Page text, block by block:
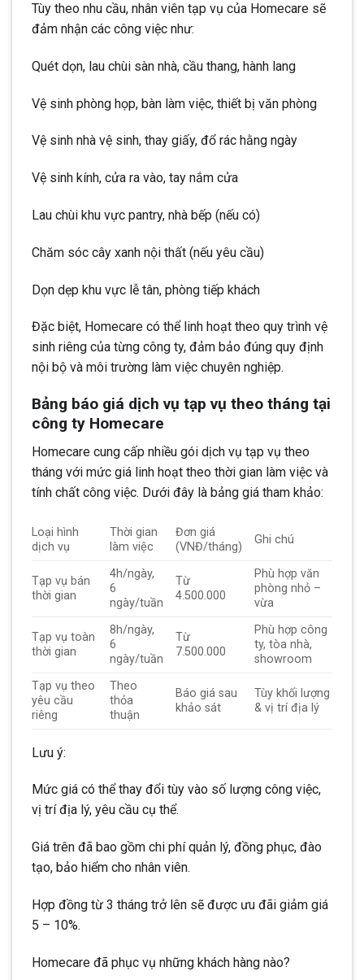
Tùy theo nhu cầu, nhân viên tạp vụ của Homecare sẽ
đảm nhận các công việc như:
Quét dọn, lau chùi sàn nhà, cầu thang, hành lang
Vệ sinh phòng họp, bàn làm việc, thiết bị văn phòng
Vệ sinh nhà vệ sinh, thay giấy, đổ rác hằng ngày
Vệ sinh kính, cửa ra vào, tay nắm cửa
Lau chùi khu vực pantry, nhà bếp (nếu có)
Chăm sóc cây xanh nội thất (nếu yêu cầu)
Dọn dẹp khu vực lễ tân, phòng tiếp khách
Đặc biệt, Homecare có thể linh hoạt theo quy trình vệ
sinh riêng của từng công ty, đảm bảo đúng quy định
nội bộ và môi trường làm việc chuyên nghiệp.
Bảng báo giá dịch vụ tạp vụ theo tháng tại
công ty Homecare
Homecare cung cấp nhiều gói dịch vụ tạp vụ theo
tháng với mức giá linh hoạt theo thời gian làm việc và
tính chất công việc. Dưới đây là bảng giá tham khảo:
Loại hình
dịch vụ
Thời gian
làm việc
Đơn giá
(VNĐ/tháng)
Ghi chú
Tạp vụ bán
thời gian
4h/ngày,
6
ngày/tuần
Từ
4.500.000
Phù hợp văn
phòng nhỏ –
vừa
Tạp vụ toàn
thời gian
8h/ngày,
6
ngày/tuần
Từ
7.500.000
Phù hợp công
ty, tòa nhà,
showroom
Tạp vụ theo
yêu cầu
riêng
Theo
thỏa
thuận
Báo giá sau
khảo sát
Tùy khối lượng
& vị trí địa lý
Lưu ý:
Mức giá có thể thay đổi tùy vào số lượng công việc,
vị trí địa lý, yêu cầu cụ thể.
Giá trên đã bao gồm chi phí quản lý, đồng phục, đào
tạo, bảo hiểm cho nhân viên.
Hợp đồng từ 3 tháng trở lên sẽ được ưu đãi giảm giá
5 – 10%.
Homecare đã phục vụ những khách hàng nào?